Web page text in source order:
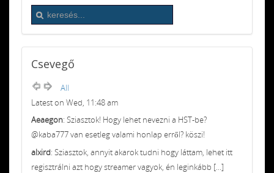
Csevegő
All
Latest on Wed, 11:48 am
Aeaegon: Sziasztok! Hogy lehet nevezni a HST-be?
@kaba777 van esetleg valami honlap erről? köszi!
alxird: Sziasztok, annyit akarok tudni hogy láttam, lehet itt
regisztrálni azt hogy streamer vagyok, én leginkább [...]